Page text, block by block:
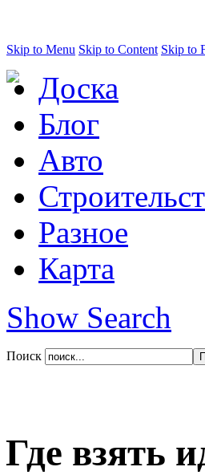
Skip to Menu Skip to Content Skip to
Доска
Блог
Авто
Разное
Карта
Show Search
Поиск
Где взять